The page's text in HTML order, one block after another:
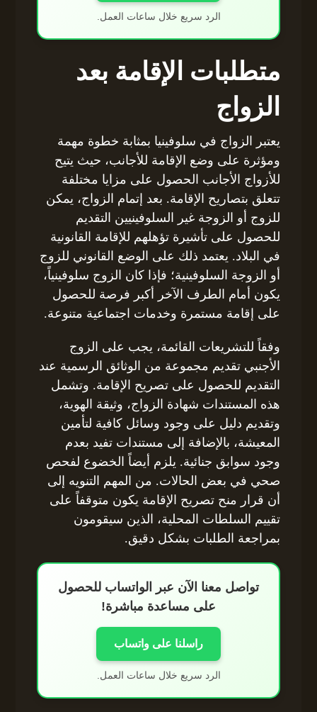
الرد سريع خلال ساعات العمل.
متطلبات الإقامة بعد
الزواج
يعتبر الزواج في سلوفينيا بمثابة خطوة مهمة
ومؤثرة على وضع الإقامة للأجانب، حيث يتيح
للأزواج الأجانب الحصول على مزايا مختلفة
تتعلق بتصاريح الإقامة. بعد إتمام الزواج، يمكن
للزوج أو الزوجة غير السلوفينيين التقديم
للحصول على تأشيرة تؤهلهم للإقامة القانونية
في البلاد. يعتمد ذلك على الوضع القانوني للزوج
أو الزوجة السلوفينية؛ فإذا كان الزوج سلوفينياً،
يكون أمام الطرف الآخر أكبر فرصة للحصول
على إقامة مستمرة وخدمات اجتماعية متنوعة.
وفقاً للتشريعات القائمة، يجب على الزوج
الأجنبي تقديم مجموعة من الوثائق الرسمية عند
التقديم للحصول على تصريح الإقامة. وتشمل
هذه المستندات شهادة الزواج، وثيقة الهوية،
وتقديم دليل على وجود وسائل كافية لتأمين
المعيشة، بالإضافة إلى مستندات تفيد بعدم
وجود سوابق جنائية. يلزم أيضاً الخضوع لفحص
صحي في بعض الحالات. من المهم التنويه إلى
أن قرار منح تصريح الإقامة يكون متوقفاً على
تقييم السلطات المحلية، الذين سيقومون
بمراجعة الطلبات بشكل دقيق.
تواصل معنا الآن عبر الواتساب للحصول
على مساعدة مباشرة!
راسلنا على واتساب
الرد سريع خلال ساعات العمل.